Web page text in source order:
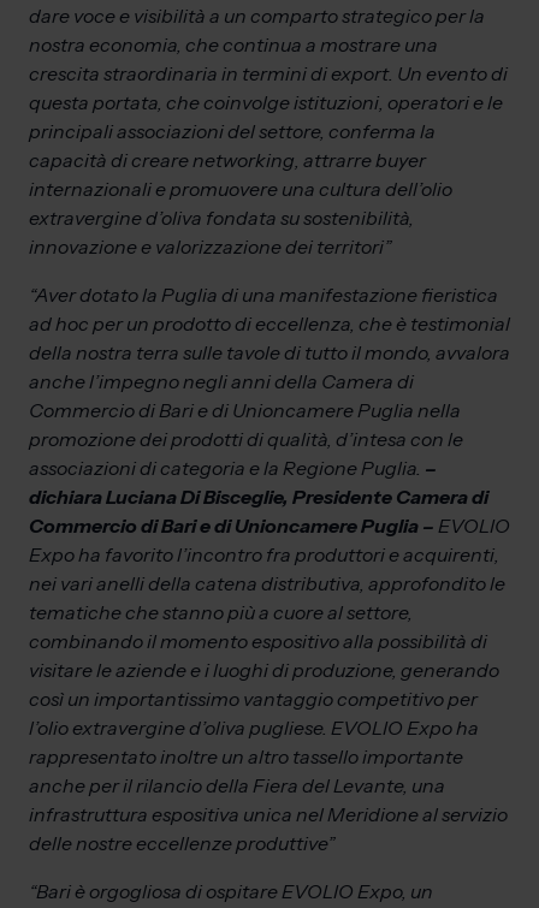
dare voce e visibilità a un comparto strategico per la
nostra economia, che continua a mostrare una
crescita straordinaria in termini di export. Un evento di
questa portata, che coinvolge istituzioni, operatori e le
principali associazioni del settore, conferma la
capacità di creare networking, attrarre buyer
internazionali e promuovere una cultura dell’olio
extravergine d’oliva fondata su sostenibilità,
innovazione e valorizzazione dei territori”
“Aver dotato la Puglia di una manifestazione fieristica
ad hoc per un prodotto di eccellenza, che è testimonial
della nostra terra sulle tavole di tutto il mondo, avvalora
anche l’impegno negli anni della Camera di
Commercio di Bari e di Unioncamere Puglia nella
promozione dei prodotti di qualità, d’intesa con le
associazioni di categoria e la Regione Puglia. –
dichiara Luciana Di Bisceglie, Presidente Camera di
Commercio di Bari e di Unioncamere Puglia – EVOLIO
Expo ha favorito l’incontro fra produttori e acquirenti,
nei vari anelli della catena distributiva, approfondito le
tematiche che stanno più a cuore al settore,
combinando il momento espositivo alla possibilità di
visitare le aziende e i luoghi di produzione, generando
così un importantissimo vantaggio competitivo per
l’olio extravergine d’oliva pugliese. EVOLIO Expo ha
rappresentato inoltre un altro tassello importante
anche per il rilancio della Fiera del Levante, una
infrastruttura espositiva unica nel Meridione al servizio
delle nostre eccellenze produttive”
“Bari è orgogliosa di ospitare EVOLIO Expo, un